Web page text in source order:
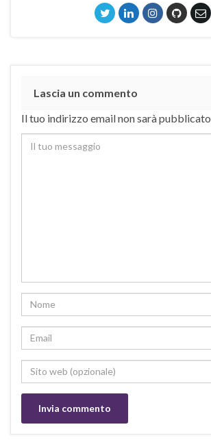
Lascia un commento
Il tuo indirizzo email non sarà pubblicato.